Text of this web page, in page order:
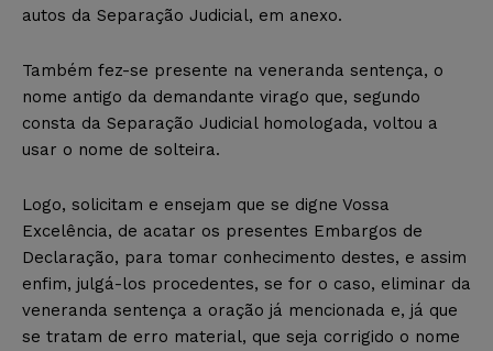
autos da Separação Judicial, em anexo.
Também fez-se presente na veneranda sentença, o
nome antigo da demandante virago que, segundo
consta da Separação Judicial homologada, voltou a
usar o nome de solteira.
Logo, solicitam e ensejam que se digne Vossa
Excelência, de acatar os presentes Embargos de
Declaração, para tomar conhecimento destes, e assim
enfim, julgá-los procedentes, se for o caso, eliminar da
veneranda sentença a oração já mencionada e, já que
se tratam de erro material, que seja corrigido o nome